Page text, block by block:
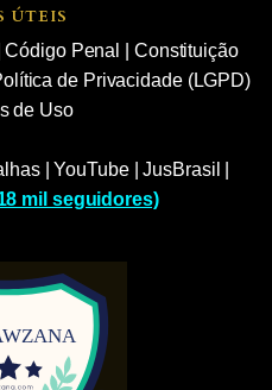
ÚTEIS
Código Penal
Constituição
de Privacidade (LGPD)
de Uso
|YouTube|JusBrasil
mil seguidores)